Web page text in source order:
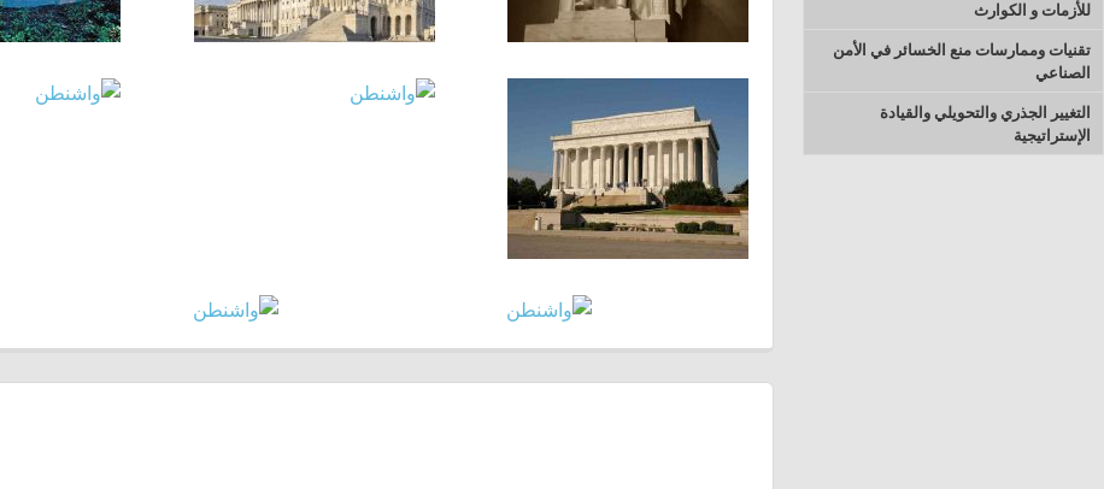
للأزمات و الكوارث
تقنيات وممارسات منع الخسائر في الأمن
الصناعي
التغيير الجذري والتحويلي والقيادة
الإستراتيجية